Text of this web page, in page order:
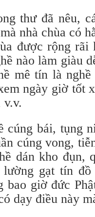
thư đã nêu,
nhà chùa có
được rộng rãi
nào làm giàu
mê tín là
ngày giờ tốt
v.v.
cúng bái, tụng
cúng vong,
dán kho đụn,
gạt tín đồ
bao giờ đức
dạy điều này